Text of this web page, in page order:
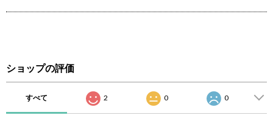
ショップの評価
すべて 2 0 0